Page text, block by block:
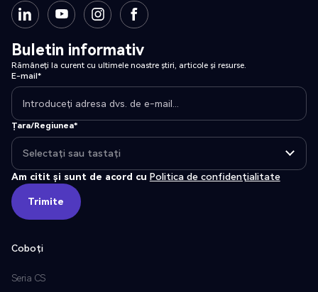
Buletin informativ
Rămâneți la curent cu ultimele noastre știri, articole și resurse.
E-mail*
Țara/Regiunea*
Am citit și sunt de acord cu Politica de confidențialitate
Trimite
Trimite
Coboți
Seria CS